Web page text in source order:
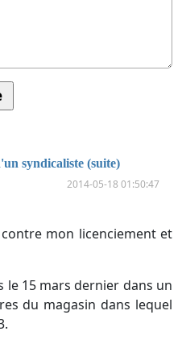
syndicaliste (suite)
2014-05-18 01:50:47
mon licenciement et
le 15 mars dernier dans un
du magasin dans lequel